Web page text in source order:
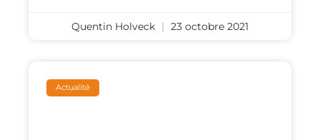
Quentin Holveck 23 octobre 2021
Actualité